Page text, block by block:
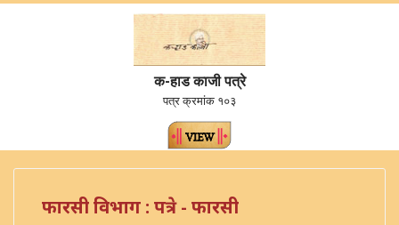
क-हाड काजी पत्रे
पत्र क्रमांक १०३
फारसी विभाग : पत्रे - फारसी